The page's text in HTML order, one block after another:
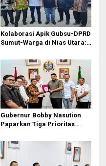
Kolaborasi Apik Gubsu-DPRD
Sumut-Warga di Nias Utara:
Akhirnya Diperbaiki
Gubernur Bobby Nasution
Paparkan Tiga Prioritas
Nias